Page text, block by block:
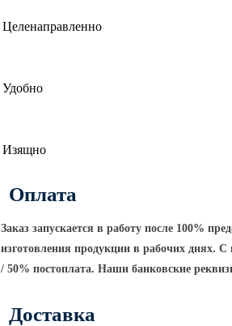
Целенаправленно
Удобно
Изящно
Оплата
Заказ запускается в работу после 100%
изготовления продукции в рабочих днях.
/ 50% постоплата. Наши банковские
Доставка